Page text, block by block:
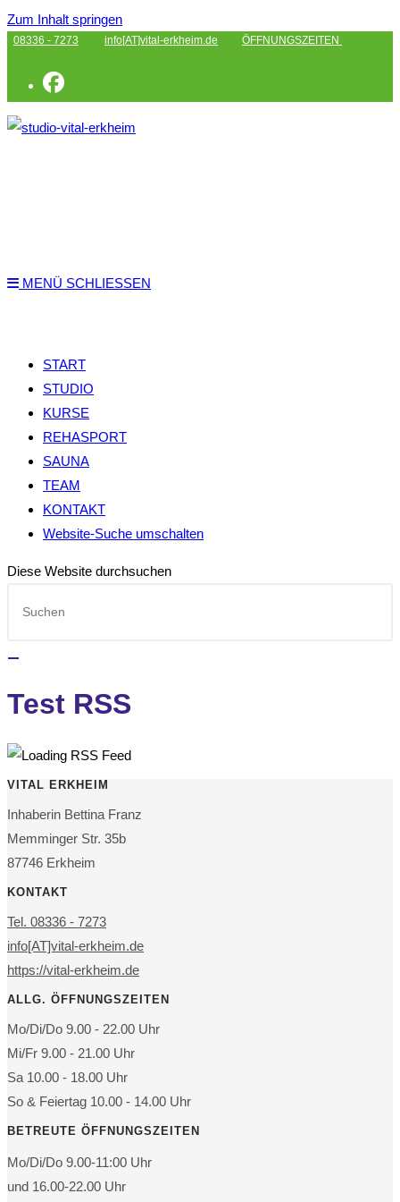
Zum Inhalt springen
08336 - 7273 info[AT]vital-erkheim.de ÖFFNUNGSZEITEN
MENÜ SCHLIESSEN
START
STUDIO
KURSE
REHASPORT
SAUNA
TEAM
KONTAKT
Website-Suche umschalten
Diese Website durchsuchen
Test RSS
VITAL ERKHEIM
Inhaberin Bettina Franz
Memminger Str. 35b
87746 Erkheim
KONTAKT
Tel. 08336 - 7273
info[AT]vital-erkheim.de
https://vital-erkheim.de
ALLG. ÖFFNUNGSZEITEN
Mo/Di/Do 9.00 - 22.00 Uhr
Mi/Fr 9.00 - 21.00 Uhr
Sa 10.00 - 18.00 Uhr
So & Feiertag 10.00 - 14.00 Uhr
BETREUTE ÖFFNUNGSZEITEN
Mo/Di/Do 9.00-11:00 Uhr
und 16.00-22.00 Uhr